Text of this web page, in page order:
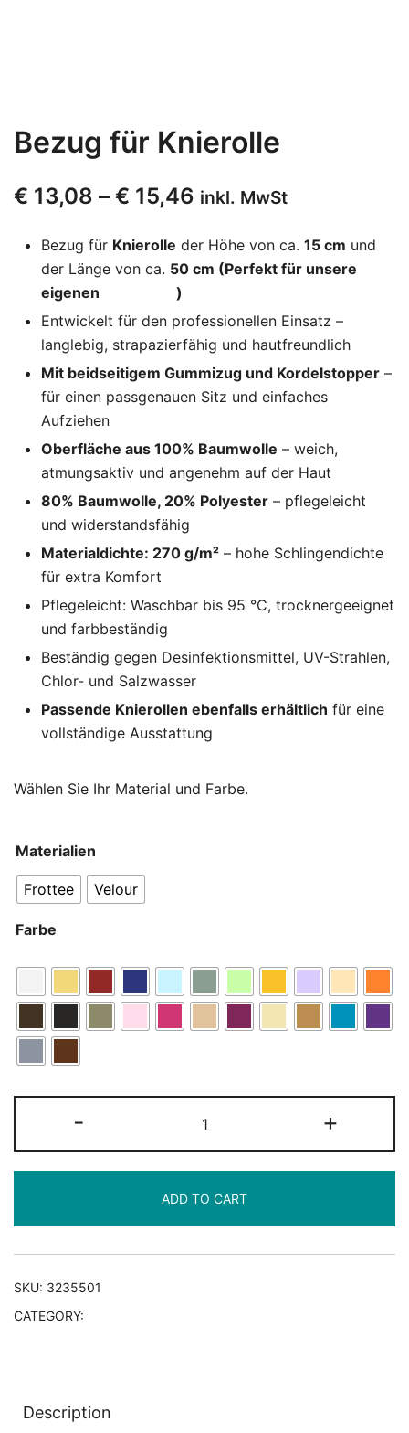
Bezug für Knierolle
€ 13,08 – € 15,46 inkl. MwSt
Bezug für Knierolle der Höhe von ca. 15 cm und
der Länge von ca. 50 cm (Perfekt für unsere
eigenen
)
Entwickelt für den professionellen Einsatz –
langlebig, strapazierfähig und hautfreundlich
Mit beidseitigem Gummizug und Kordelstopper –
für einen passgenauen Sitz und einfaches
Aufziehen
Oberfläche aus 100% Baumwolle – weich,
atmungsaktiv und angenehm auf der Haut
80% Baumwolle, 20% Polyester – pflegeleicht
und widerstandsfähig
Materialdichte: 270 g/m² – hohe Schlingendichte
für extra Komfort
Pflegeleicht: Waschbar bis 95 °C, trocknergeeignet
und farbbeständig
Beständig gegen Desinfektionsmittel, UV-Strahlen,
Chlor- und Salzwasser
Passende Knierollen ebenfalls erhältlich für eine
vollständige Ausstattung
Wählen Sie Ihr Material und Farbe.
Materialien
Frottee Velour
Farbe
-
für
Knierolle
+
ADD TO CART
SKU: 3235501
CATEGORY:
Description